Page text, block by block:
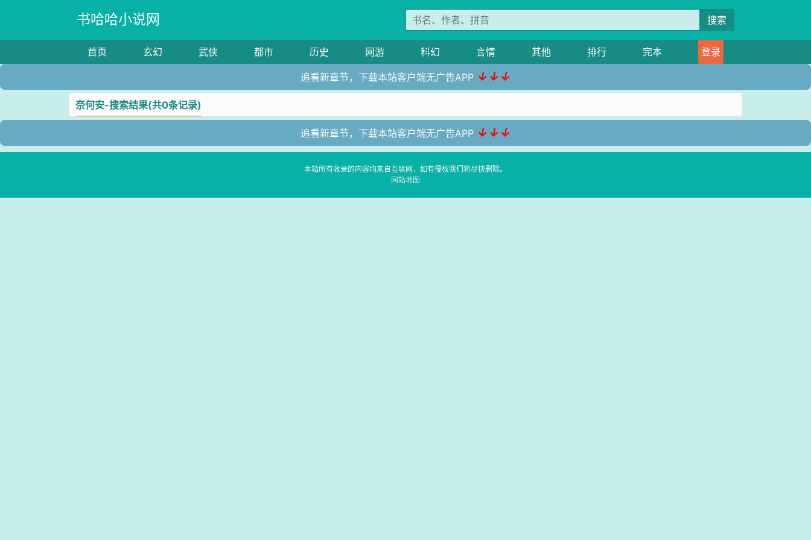
书哈哈小说网 搜索
首页 玄幻 武侠 都市 历史 网游 科幻 言情 其他 排行 完本 登录
追看新章节，下载本站客户端无广告APP ↓↓↓
奈何安-搜索结果(共0条记录)
追看新章节，下载本站客户端无广告APP ↓↓↓
本站所有收录的内容均来自互联网，如有侵权我们将尽快删除。
网站地图